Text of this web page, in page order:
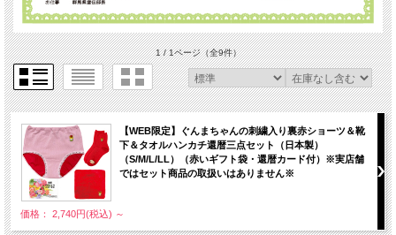
1 / 1ページ（全9件）
【WEB限定】ぐんまちゃんの刺繍入り裏赤ショーツ＆靴
下＆タオルハンカチ還暦三点セット（日本製）
（S/M/L/LL）（赤いギフト袋・還暦カード付）※実店舗
ではセット商品の取扱いはありません※
価格： 2,740円(税込) ～